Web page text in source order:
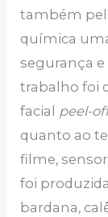
também
química
segurança
trabalho foi
facial peel-
quanto ao
filme,
foi
bardana,